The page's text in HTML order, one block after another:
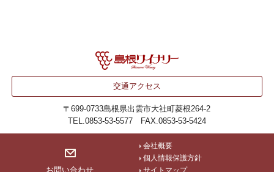
交通アクセス
〒699-0733島根県出雲市大社町菱根264-2
TEL.0853-53-5577 FAX.0853-53-5424
お問い合わせ
会社概要
個人情報保護方針
サイトマップ